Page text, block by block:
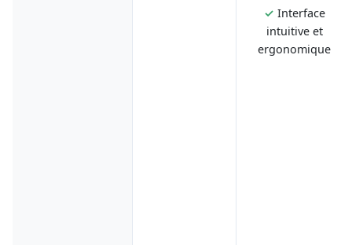
✓ Interface
intuitive et
ergonomique